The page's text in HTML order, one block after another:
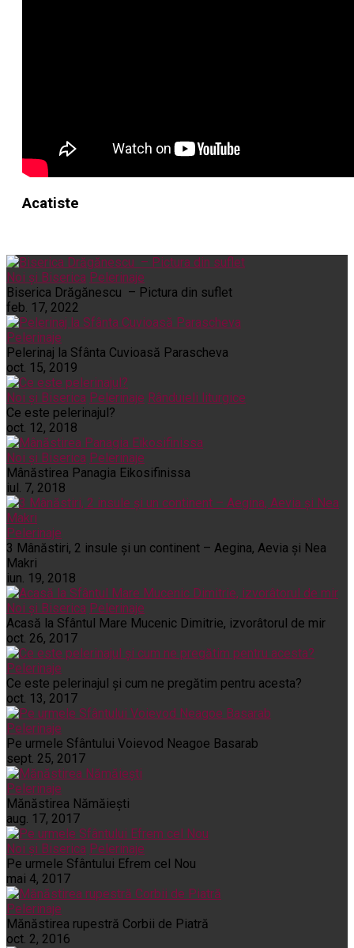
Acatiste
Noi și Biserica Pelerinaje
Biserica Drăgănescu – Pictura din suflet
feb. 17, 2022
Pelerinaje
Pelerinaj la Sfânta Cuvioasă Parascheva
oct. 15, 2019
Noi și Biserica Pelerinaje Rânduieli liturgice
Ce este pelerinajul?
oct. 12, 2018
Noi și Biserica Pelerinaje
Mânăstirea Panagia Eikosifinissa
iul. 7, 2018
Pelerinaje
3 Mânăstiri, 2 insule și un continent – Aegina, Aevia și Nea
Makri
iun. 19, 2018
Noi și Biserica Pelerinaje
Acasă la Sfântul Mare Mucenic Dimitrie, izvorâtorul de mir
oct. 26, 2017
Pelerinaje
Ce este pelerinajul şi cum ne pregătim pentru acesta?
oct. 13, 2017
Pelerinaje
Pe urmele Sfântului Voievod Neagoe Basarab
sept. 25, 2017
Pelerinaje
Mănăstirea Nămăiești
aug. 17, 2017
Noi și Biserica Pelerinaje
Pe urmele Sfântului Efrem cel Nou
mai 4, 2017
Pelerinaje
Mănăstirea rupestră Corbii de Piatră
oct. 2, 2016